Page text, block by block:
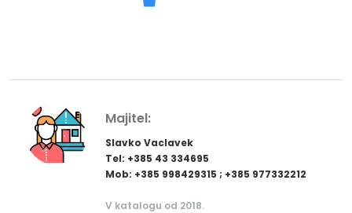
Majitel:
Slavko Vaclavek
Tel: +385 43 334695
Mob: +385 998429315 ; +385 977332212
V katalogu od 2018.